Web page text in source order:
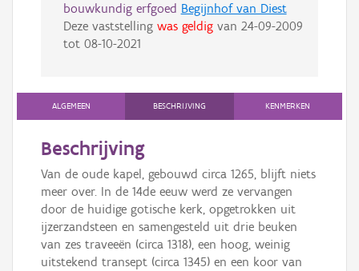
bouwkundig erfgoed Begijnhof van Diest
Deze vaststelling was geldigvan 24-09-2009
tot 08-10-2021
ALGEMEEN BESCHRIJVING KENMERKEN
Beschrijving
Van de oude kapel, gebouwd circa 1265, blijft niets
meer over. In de 14de eeuw werd ze vervangen
door de huidige gotische kerk, opgetrokken uit
ijzerzandsteen en samengesteld uit drie beuken
van zes traveeën (circa 1318), een hoog, weinig
uitstekend transept (circa 1345) en een koor van